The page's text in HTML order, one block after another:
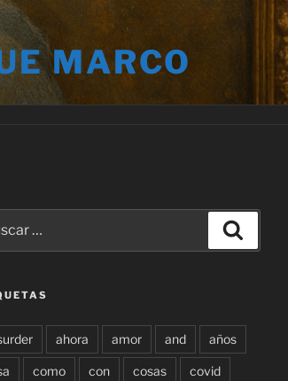
MARCO
ahora amor and años
como con cosas covid